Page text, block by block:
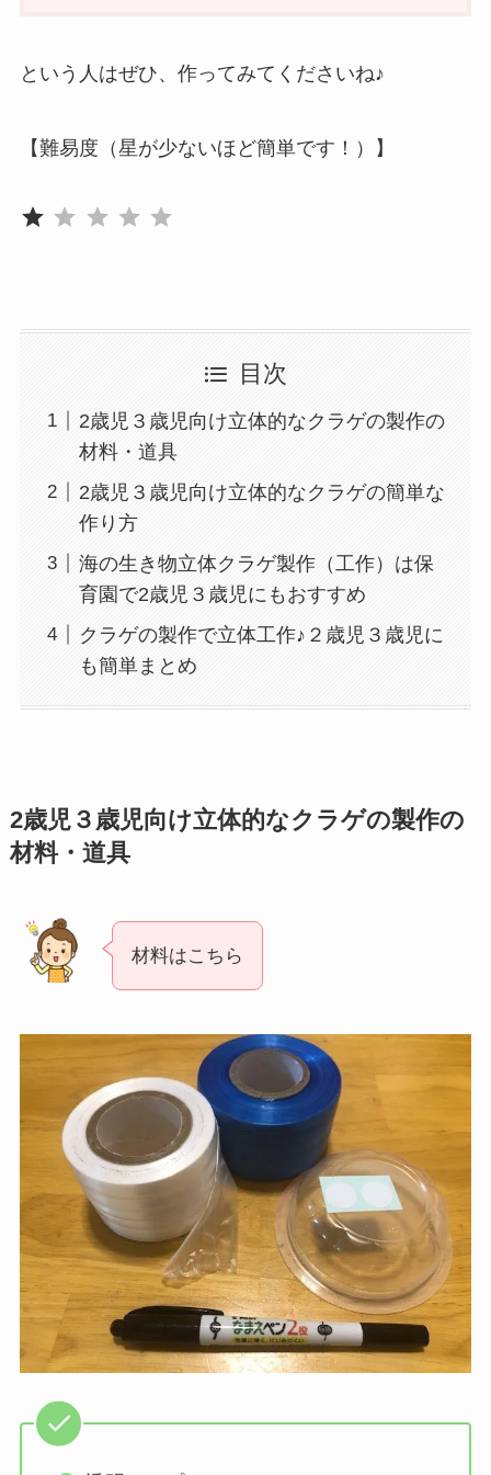
という人はぜひ、作ってみてくださいね♪
【難易度（星が少ないほど簡単です！）】
⭐
目次
2歳児３歳児向け立体的なクラゲの製作の
材料・道具
2歳児３歳児向け立体的なクラゲの簡単な
作り方
海の生き物立体クラゲ製作（工作）は保
育園で2歳児３歳児にもおすすめ
クラゲの製作で立体工作♪２歳児３歳児に
も簡単まとめ
2歳児３歳児向け立体的なクラゲの製作の
材料・道具
材料はこちら